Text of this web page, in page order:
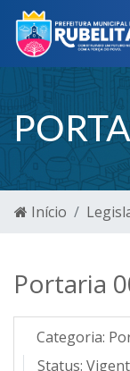
Início
Portaria
Categoria:
Status: